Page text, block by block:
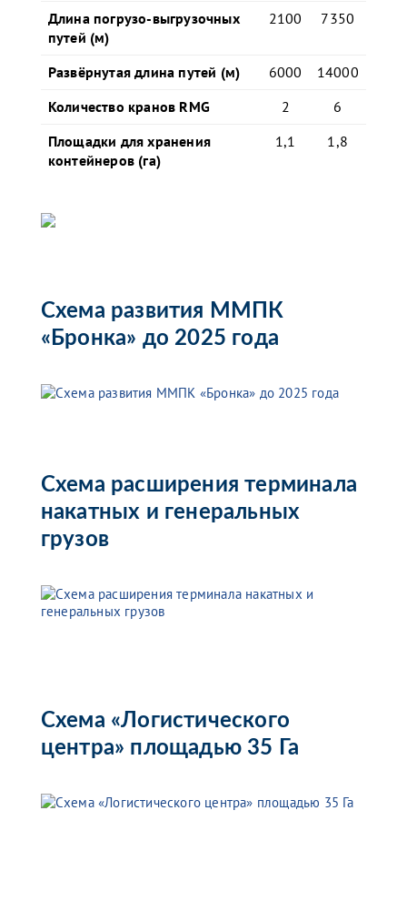
Длина погрузо-выгрузочных
путей (м)
2100 7350
Развёрнутая длина путей (м) 6000
14000
Количество кранов RMG
2
6
Площадки для хранения
контейнеров (га)
1,1 1,8
Схема развития ММПК
«Бронка» до 2025 года
Схема расширения терминала
накатных и генеральных
грузов
Схема «Логистического
центра» площадью 35 Га